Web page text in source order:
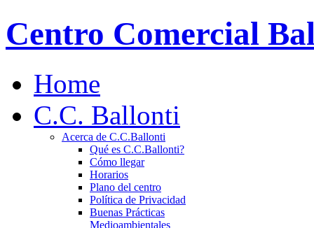
Centro Comercial
Home
C.C. Ballonti
Acerca de C.C.Ballonti
Qué es C.C.Ballonti?
Cómo llegar
Horarios
Plano del centro
Política de Privacidad
Buenas Prácticas
Medioambientales